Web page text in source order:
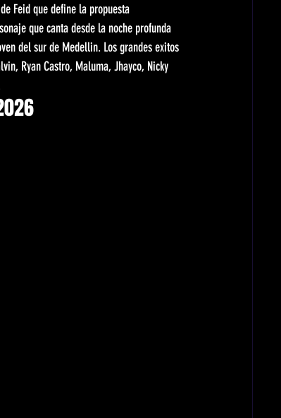
Feid que define la propuesta
que canta desde la noche profunda
del sur de Medellin. Los grandes exitos
Ryan Castro, Maluma, Jhayco, Nicky